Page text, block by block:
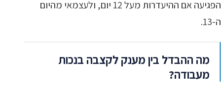
הפגיעה אם ההיעדרות מעל 12 יום, ולעצמאי מהיום
ה-13.
מה ההבדל בין מענק לקצבה בנכות
מעבודה?